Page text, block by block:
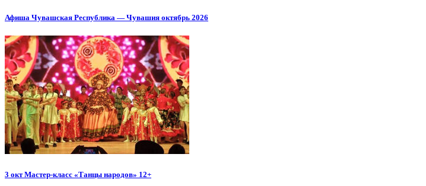
Афиша Чувашская Республика — Чувашия октябрь 2026
3 окт Мастер-класс «Танцы народов» 12+